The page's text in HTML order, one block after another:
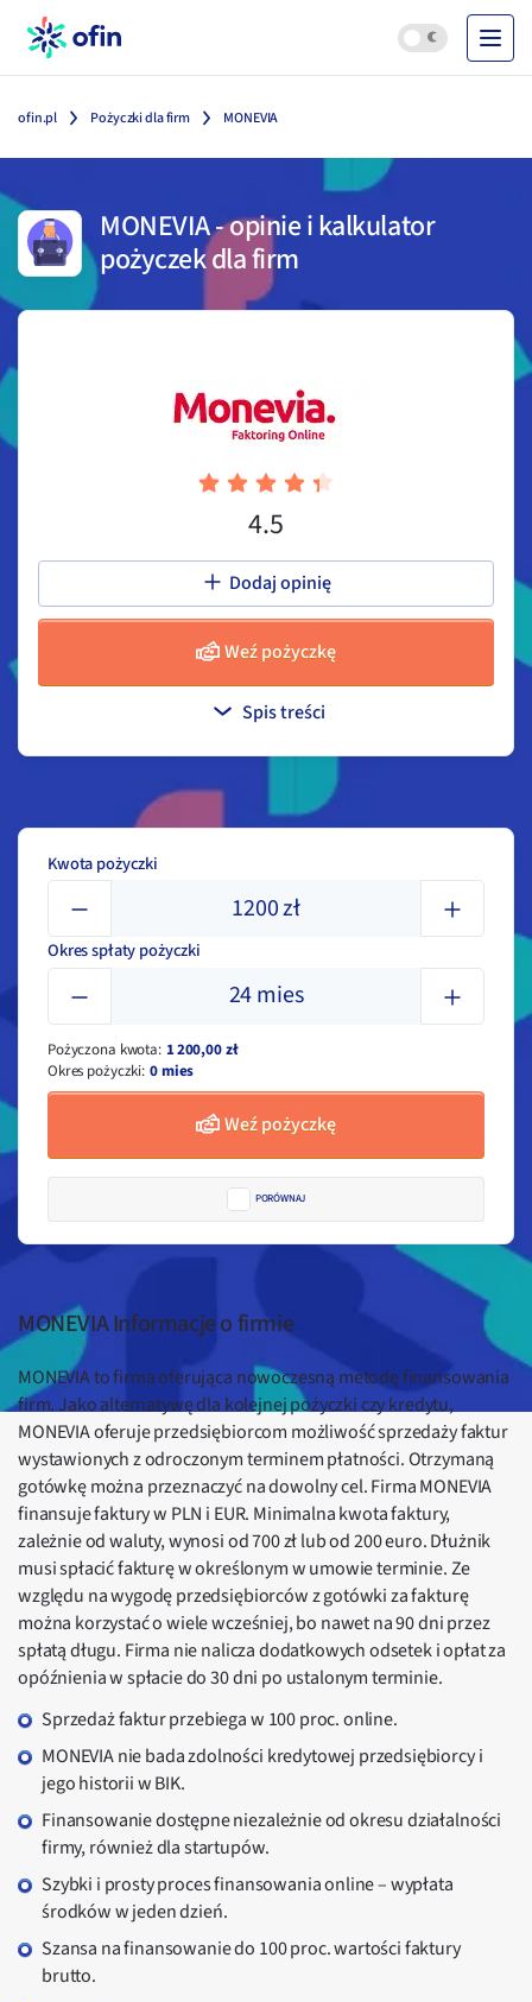
ofin.pl Pożyczki dla firm MONEVIA
MONEVIA-opinie i kalkulator
pożyczek dla firm
4.5
Dodaj opinię
Weź pożyczkę
Spis treści
Kwota pożyczki
1200zł
Okres spłaty pożyczki
24mies
Pożyczona kwota: 1 200,00 zł
Okres pożyczki: 0 mies
Weź pożyczkę
PORÓWNAJ
MONEVIA Informacje o firmie
MONEVIA to firma oferująca nowoczesną metodę finansowania
firm. Jako alternatywę dla kolejnej pożyczki czy kredytu,
MONEVIA oferuje przedsiębiorcom możliwość sprzedaży faktur
wystawionych z odroczonym terminem płatności. Otrzymaną
gotówkę można przeznaczyć na dowolny cel. Firma MONEVIA
finansuje faktury w PLN i EUR. Minimalna kwota faktury,
zależnie od waluty, wynosi od 700 zł lub od 200 euro. Dłużnik
musi spłacić fakturę w określonym w umowie terminie. Ze
względu na wygodę przedsiębiorców z gotówki za fakturę
można korzystać o wiele wcześniej, bo nawet na 90 dni przez
spłatą długu. Firma nie nalicza dodatkowych odsetek i opłat za
opóźnienia w spłacie do 30 dni po ustalonym terminie.
Sprzedaż faktur przebiega w 100 proc. online.
MONEVIA nie bada zdolności kredytowej przedsiębiorcy i
jego historii w BIK.
Finansowanie dostępne niezależnie od okresu działalności
firmy, również dla startupów.
Szybki i prosty proces finansowania online – wypłata
środków w jeden dzień.
Szansa na finansowanie do 100 proc. wartości faktury
brutto.